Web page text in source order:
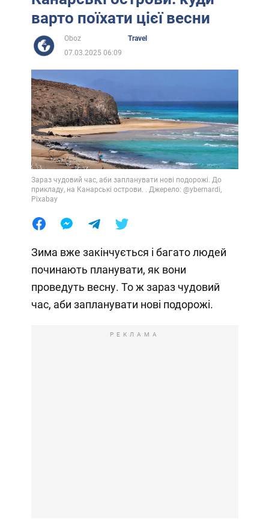
варто поїхати цієї весни
Oboz
Travel
07.03.2025 06:09
Зараз чудовий час, аби запланувати нові подорожі. До
прикладу, на Канарські острови. . Джерело: @ybernardi,
Pixabay
Зима вже закінчується і багато людей
починають планувати, як вони
проведуть весну. То ж зараз чудовий
час, аби запланувати нові подорожі.
РЕКЛАМА